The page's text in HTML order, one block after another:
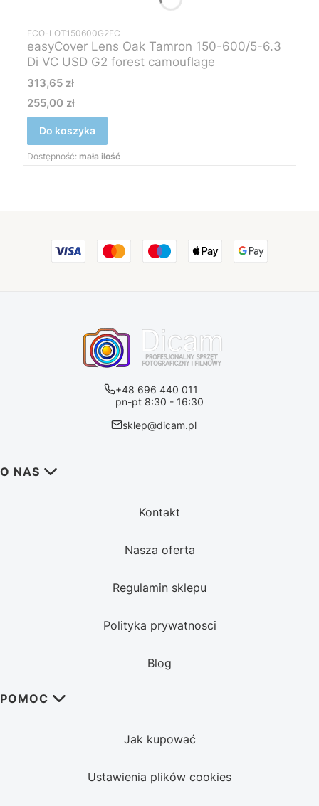
ECO-LOT150600G2FC
easyCover Lens Oak Tamron 150-600/5-6.3
Di VC USD G2 forest camouflage
Cena
313,65 zł
Cena
255,00 zł
Do koszyka
Dostępność: mała ilość
+48 696 440 011
pn-pt 8:30 - 16:30
sklep@dicam.pl
Linki w stopce
O NAS
Kontakt
Nasza oferta
Regulamin sklepu
Polityka prywatnosci
Blog
POMOC
Jak kupować
Ustawienia plików cookies